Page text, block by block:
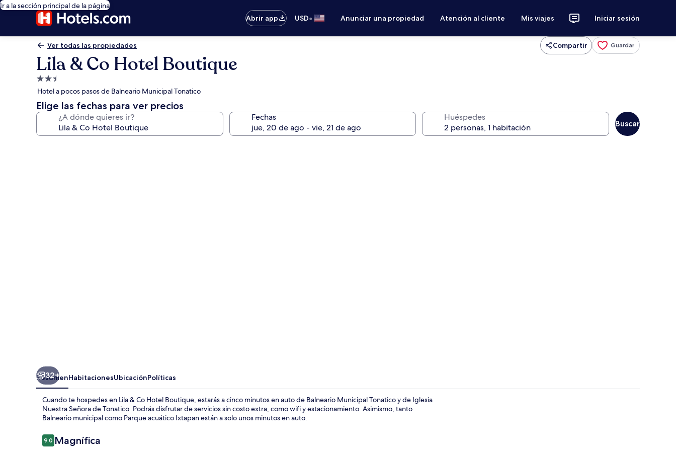
Ir a la sección principal de la página
Abrir app
USD• Anunciar una propiedad Atención al cliente Mis viajes Iniciar sesión
Ver todas las propiedades Compartir Guardar
Lila & Co Hotel Boutique
Propiedad
de
2.5
estrellas
Hotel a pocos pasos de Balneario Municipal Tonatico
Elige las fechas para ver precios
¿A dónde quieres ir? Fechas Huéspedes
Buscar
32+
ResumenHabitacionesUbicaciónPolíticas
Cuando te hospedes en Lila & Co Hotel Boutique, estarás a cinco minutos en auto de Balneario Municipal Tonatico y de Iglesia
Nuestra Señora de Tonatico. Podrás disfrutar de servicios sin costo extra, como wifi y estacionamiento. Asimismo, tanto
Balneario municipal como Parque acuático Ixtapan están a solo unos minutos en auto.
Opiniones
9.09.0 de 10,
Magnífica